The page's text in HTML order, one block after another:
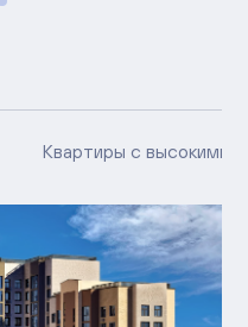
Квартиры с высокими